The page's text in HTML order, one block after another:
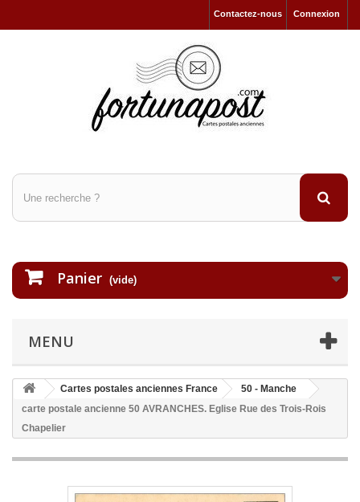
Connexion
Contactez-nous
Panier (vide)
MENU
Cartes postales anciennes France
50 - Manche
carte postale ancienne 50 AVRANCHES. Eglise Rue des Trois-Rois
Chapelier